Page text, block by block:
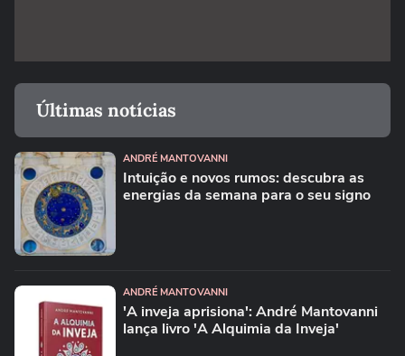
Últimas notícias
ANDRÉ MANTOVANNI
Intuição e novos rumos: descubra as
energias da semana para o seu signo
ANDRÉ MANTOVANNI
'A inveja aprisiona': André Mantovanni
lança livro 'A Alquimia da Inveja'